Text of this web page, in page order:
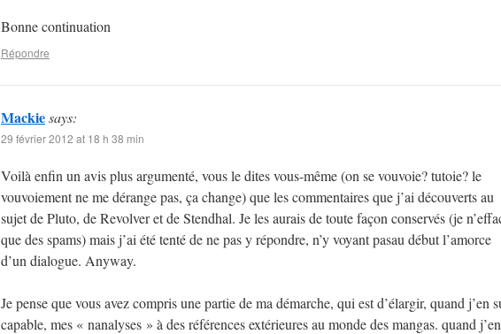
Bonne continuation
Répondre
Mackiesays:
29 février 2012 at 18 h 38 min
Voilà enfin un avis plus argumenté, vous le dites vous-même (on se vouvoie? tutoie? le
vouvoiement ne me dérange pas, ça change) que les commentaires que j’ai découverts au
sujet de Pluto, de Revolver et de Stendhal. Je les aurais de toute façon conservés (je
que des spams) mais j’ai été tenté de ne pas y répondre, n’y voyant pasau début l’amorce
d’un dialogue. Anyway.
Je pense que vous avez compris une partie de ma démarche, qui est d’élargir, quand j’en
capable, mes « nanalyses » à des références extérieures au monde des mangas. quand j’en